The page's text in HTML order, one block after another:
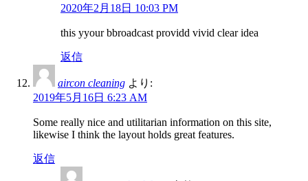
2020年2月18日 10:03 PM
this yyour bbroadcast providd vivid clear idea
返信
aircon cleaning より:
2019年5月16日 6:23 AM
Some really nice and utilitarian information on this site,
likewise I think the layout holds great features.
返信